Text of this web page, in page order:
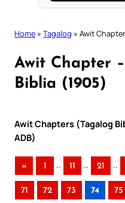
Home » Tagalog » Awit
Awit Chapter
Biblia (1905)
Awit Chapters (Tagalog
ADB)
« 1 .. 11 .. 21 ..
71 72 73 74 75